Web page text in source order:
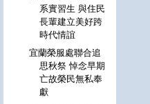
系實習生 與住民
長輩建立美好跨
時代情誼
宜蘭榮服處聯合追
思秋祭 悼念早期
亡故榮民無私奉
獻